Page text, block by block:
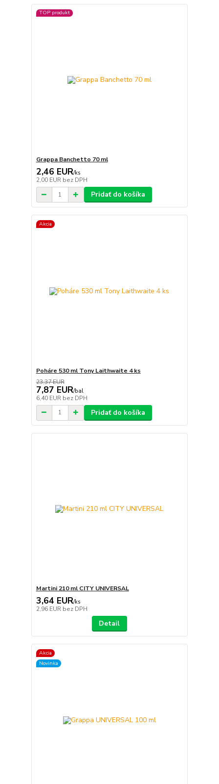
TOP produkt
Grappa Banchetto 70 ml
2,46 EUR/ks
2,00 EUR bez DPH
Pridať do košíka
Akcia
Poháre 530 ml Tony Laithwaite 4 ks
23,37 EUR
7,87 EUR/bal
6,40 EUR bez DPH
Pridať do košíka
Martini 210 ml CITY UNIVERSAL
3,64 EUR/ks
2,96 EUR bez DPH
Detail
Akcia
Novinka